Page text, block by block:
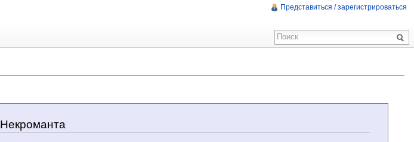
Представиться / зарегистрироваться